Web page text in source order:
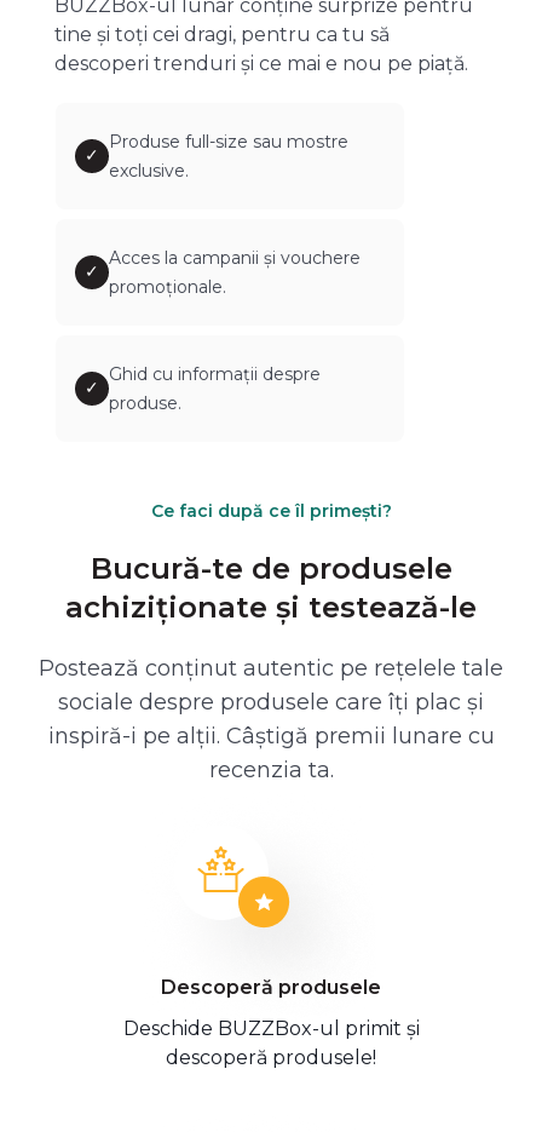
BUZZBox-ul lunar conține surprize pentru
tine și toți cei dragi, pentru ca tu să
descoperi trenduri și ce mai e nou pe piață.
✓
Produse full-size sau mostre
exclusive.
✓
Acces la campanii și vouchere
promoționale.
✓
Ghid cu informații despre
produse.
Ce faci după ce îl primești?
Bucură-te de produsele
achiziționate și testează-le
Postează conținut autentic pe rețelele tale
sociale despre produsele care îți plac și
inspiră-i pe alții. Câștigă premii lunare cu
recenzia ta.
Descoperă produsele
Deschide BUZZBox-ul primit și
descoperă produsele!